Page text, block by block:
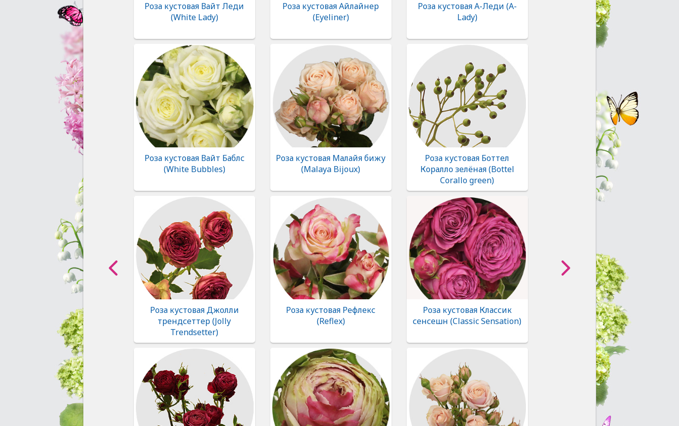
Роза кустовая Вайт Леди
(White Lady)
Роза кустовая Айлайнер
(Eyeliner)
Роза кустовая А-Леди (A-
Lady)
Роза кустовая Вайт Баблс
(White Bubbles)
Роза кустовая Малайя бижу
(Malaya Bijoux)
Роза кустовая Боттел
Коралло зелёная (Bottel
Corallo green)
Роза кустовая Джолли
трендсеттер (Jolly
Trendsetter)
Роза кустовая Рефлекс
(Reflex)
Роза кустовая Классик
сенсешн (Classic Sensation)